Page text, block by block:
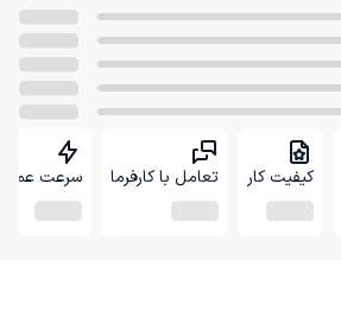
کیفیت کار تعامل با کارفرما سرعت عمل